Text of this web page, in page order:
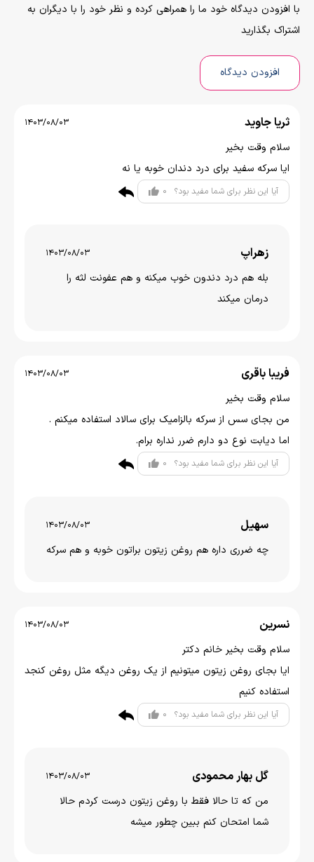
با افزودن دیدگاه خود ما را همراهی کرده و نظر خود را با دیگران به
اشتراک بگذارید
افزودن دیدگاه
ثریا جاوید 1403/08/03
سلام وقت بخیر
ایا سرکه سفید برای درد دندان خوبه یا نه
آیا این نظر برای شما مفید بود؟ 0
زهراپ 1403/08/03
بله هم درد دندون خوب میکنه و هم عفونت لثه را
درمان میکند
فریبا باقری 1403/08/03
سلام وقت بخیر
من بجای سس از سرکه بالزامیک برای سالاد استفاده میکنم .
اما دیابت نوع دو دارم ضرر نداره برام.
آیا این نظر برای شما مفید بود؟ 0
سهیل 1403/08/03
چه ضرری داره هم روغن زیتون براتون خوبه و هم سرکه
نسرین 1403/08/03
سلام وقت بخیر خانم دکتر
ایا بجای روغن زیتون میتونیم از یک روغن دیگه مثل روغن کنجد
استفاده کنیم
آیا این نظر برای شما مفید بود؟ 0
گل بهار محمودی 1403/08/03
من که تا حالا فقط با روغن زیتون درست کردم حالا
شما امتحان کنم ببین چطور میشه